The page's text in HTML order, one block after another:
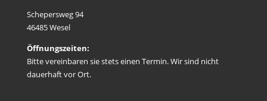
Schepersweg 94
46485 Wesel
Öffnungszeiten:
Bitte vereinbaren sie stets einen Termin. Wir sind nicht
dauerhaft vor Ort.